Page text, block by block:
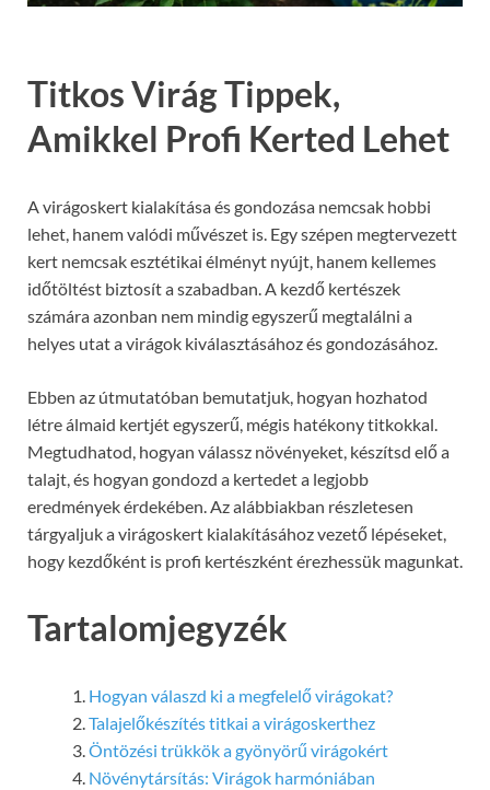
Titkos Virág Tippek,
Amikkel Profi Kerted Lehet
A virágoskert kialakítása és gondozása nemcsak hobbi
lehet, hanem valódi művészet is. Egy szépen megtervezett
kert nemcsak esztétikai élményt nyújt, hanem kellemes
időtöltést biztosít a szabadban. A kezdő kertészek
számára azonban nem mindig egyszerű megtalálni a
helyes utat a virágok kiválasztásához és gondozásához.
Ebben az útmutatóban bemutatjuk, hogyan hozhatod
létre álmaid kertjét egyszerű, mégis hatékony titkokkal.
Megtudhatod, hogyan válassz növényeket, készítsd elő a
talajt, és hogyan gondozd a kertedet a legjobb
eredmények érdekében. Az alábbiakban részletesen
tárgyaljuk a virágoskert kialakításához vezető lépéseket,
hogy kezdőként is profi kertészként érezhessük magunkat.
Tartalomjegyzék
Hogyan válaszd ki a megfelelő virágokat?
Talajelőkészítés titkai a virágoskerthez
Öntözési trükkök a gyönyörű virágokért
Növénytársítás: Virágok harmóniában